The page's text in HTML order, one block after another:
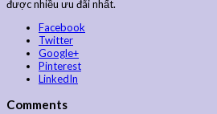
được nhiều ưu đãi nhất.
Facebook
Twitter
Google+
Pinterest
LinkedIn
Comments